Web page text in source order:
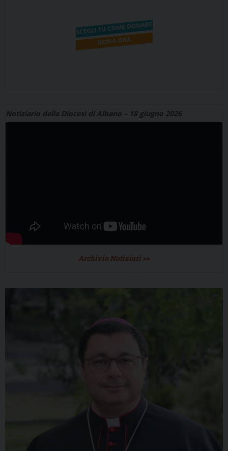
Notiziario della Diocesi di Albano – 18 giugno 2026
Archivio Notiziari >>